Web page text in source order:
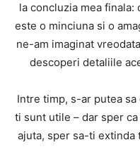
la concluzia mea finala:
este o minciuna si o
ne-am imaginat
descoperi detaliile
Intre timp, s-ar putea
ti sunt utile – dar sper
ajuta, sper sa-ti